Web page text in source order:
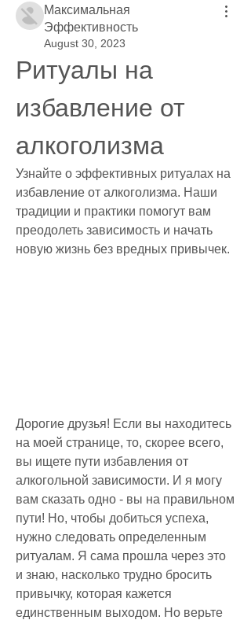
Максимальная
Эффективность
August 30, 2023
Ритуалы на
избавление от
алкоголизма
Узнайте о эффективных ритуалах на
избавление от алкоголизма. Наши
традиции и практики помогут вам
преодолеть зависимость и начать
новую жизнь без вредных привычек.
Дорогие друзья! Если вы находитесь
на моей странице, то, скорее всего,
вы ищете пути избавления от
алкогольной зависимости. И я могу
вам сказать одно - вы на правильном
пути! Но, чтобы добиться успеха,
нужно следовать определенным
ритуалам. Я сама прошла через это
и знаю, насколько трудно бросить
привычку, которая кажется
единственным выходом. Но верьте